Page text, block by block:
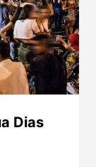
Dias